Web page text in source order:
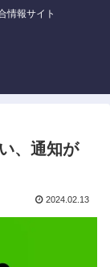
情報サイト
、通知が
2024.02.13